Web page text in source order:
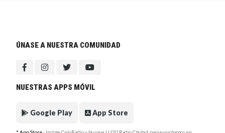
ÚNASE A NUESTRA COMUNIDAD
NUESTRAS APPS MÓVIL
Google Play App Store